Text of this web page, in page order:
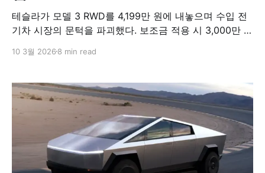
테슬라가 모델 3 RWD를 4,199만 원에 내놓으며 수입 전
기차 시장의 문턱을 파괴했다. 보조금 적용 시 3,000만 원
보존했는지, 아니면 무리한 원가 절감의 결과인지 분석한
10 3월 2026 8 min read